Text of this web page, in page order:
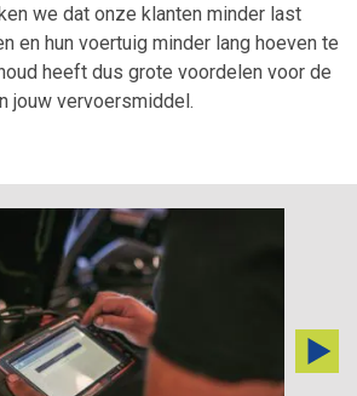
we dat onze klanten minder last
en hun voertuig minder lang hoeven te
heeft dus grote voordelen voor de
jouw vervoersmiddel.